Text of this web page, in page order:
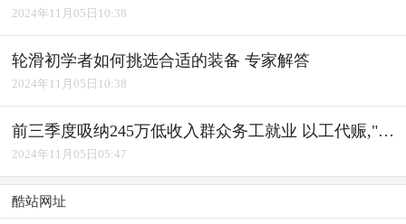
2024年11月05日10:38
轮滑初学者如何挑选合适的装备 专家解答
2024年11月05日10:38
前三季度吸纳245万低收入群众务工就业 以工代赈,"赈"出实效
2024年11月05日05:47
酷站网址